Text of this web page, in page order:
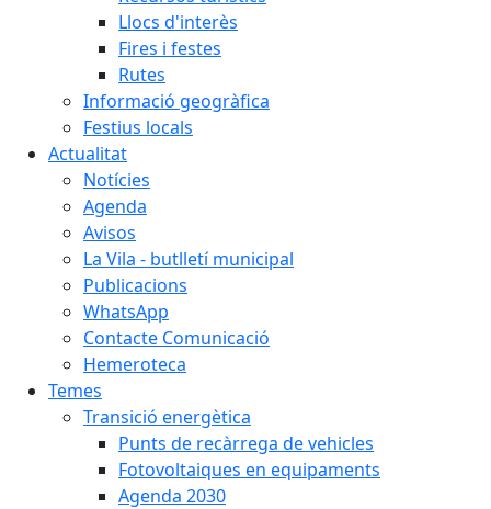
Llocs d'interès
Fires i festes
Rutes
Informació geogràfica
Festius locals
Actualitat
Notícies
Agenda
Avisos
La Vila - butlletí municipal
Publicacions
WhatsApp
Contacte Comunicació
Hemeroteca
Temes
Transició energètica
Punts de recàrrega de vehicles
Fotovoltaiques en equipaments
Agenda 2030